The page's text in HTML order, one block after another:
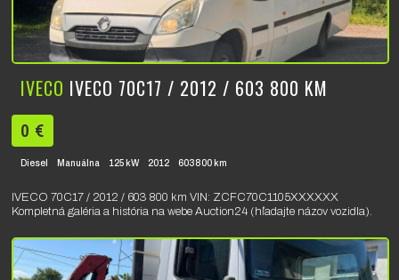
IVECO IVECO 70C17 / 2012 / 603 800 KM
0 €
Diesel Manuálna 125 kW 2012 603800 km
IVECO 70C17 / 2012 / 603 800 km VIN: ZCFC70C1105XXXXXX
Kompletná galéria a história na webe Auction24 (hľadajte názov vozidla).